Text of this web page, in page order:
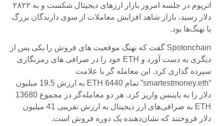
اتریوم در جلسه امروز بازار ارزهای دیجیتال شکست و به ۲۸۲۲
دلار رسید، بازار شاهد افزایش معاملات از سوی دارندگان بزرگ
یا نهنگ‌ها بود.
Spotonchain گفت که نهنگ موقعیت های فروش را یکی پس از
دیگری به دست آورد و ETH خود را در صرافی های رمزنگاری
سپرده گذاری کرد. این معامله گر با علامت
“smartestmoney.eth” تمام 6440 ETH به ارزش 19.5 میلیون
دلار را به بایننس واریز کرد. هر دو معامله‌گر در مجموع 13680
ETH به صرافی‌های ارز دیجیتال به ارزش تقریبی 41 میلیون
دلار فروختند که نشان‌دهنده یک دوره فروش است.